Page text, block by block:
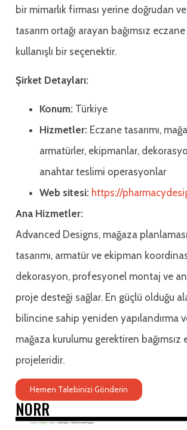
bir mimarlık firması yerine doğrudan
tasarım ortağı arayan bağımsız
kullanışlı bir seçenektir.
Şirket Detayları:
Konum: Türkiye
Hizmetler: Eczane tasarımı,
armatürler, ekipmanlar,
anahtar teslimi operasyonlar
Web sitesi: https://
Ana Hizmetler:
Advanced Designs, mağaza
tasarımı, armatür ve ekipman
dekorasyon, profesyonel montaj ve
proje desteği sağlar. En güçlü olduğu
bilincine sahip yeniden yapılandırma
mağaza kurulumu gerektiren bağımsız
projeleridir.
Hemen Talebinizi Gönderin
NORR